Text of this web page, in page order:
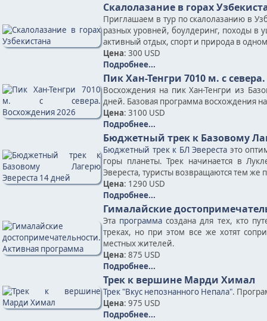
Скалолазание в горах
Приглашаем в тур по скалолазанию в
разных уровней, боулдеринг, походы в
активный отдых, спорт и природа в
Цена: 300 USD
Подробнее...
Пик Хан-Тенгри 7010 м. с
Восхождения на пик Хан-Тенгри из
дней. Базовая программа восхождения
Цена: 3100 USD
Подробнее...
Бюджетный трек к Базовому
Бюджетный трек к БЛ Эвереста это
горы планеты. Трек начинается в
Эвереста, туристы возвращаются тем же
Цена: 1290 USD
Подробнее...
Гималайские
Эта программа создана для тех, кто
треках, но при этом все же хотят
местных жителей.
Цена: 875 USD
Подробнее...
Трек к вершине Марди Химал
Трек "Вкус непознанного Непала".
Цена: 975 USD
Подробнее...